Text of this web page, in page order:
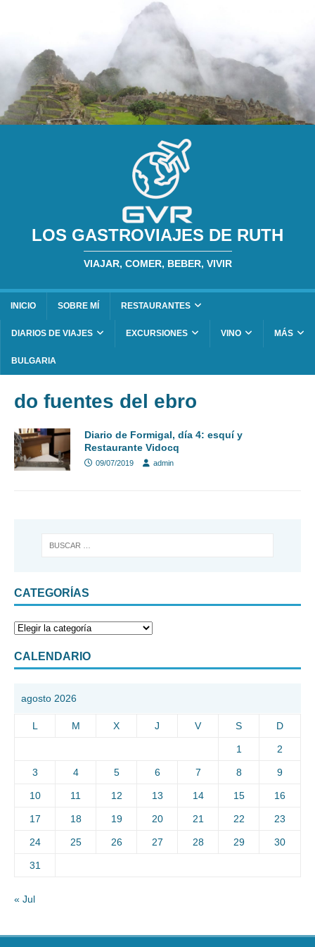
LOS GASTROVIAJES DE RUTH
VIAJAR, COMER, BEBER, VIVIR
INICIO SOBRE MÍ RESTAURANTES
DIARIOS DE VIAJES EXCURSIONES VINO MÁS
BULGARIA
do fuentes del ebro
Diario de Formigal, día 4: esquí y
Restaurante Vidocq
09/07/2019 admin
CATEGORÍAS
CALENDARIO
agosto 2026
L M X J V S D
1 2
3 4 5 6 7 8 9
10 11 12 13 14 15 16
17 18 19 20 21 22 23
24 25 26 27 28 29 30
31
« Jul